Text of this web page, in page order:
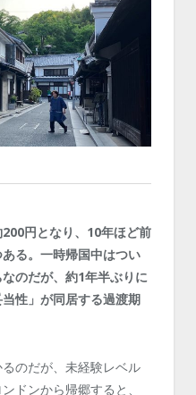
円となり、10年ほど前
る。一時帰国中はつい
のだが、約1年半ぶりに
性」が同居する過渡期
のだが、未経験レベル
ドンから帰郷すると、